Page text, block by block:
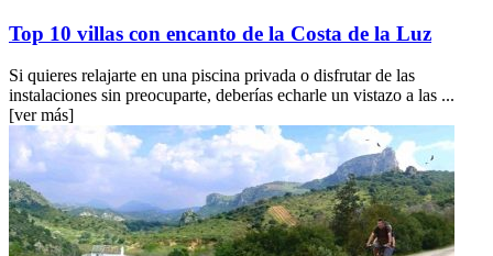
Top 10 villas con encanto de la Costa de la Luz
Si quieres relajarte en una piscina privada o disfrutar de las
instalaciones sin preocuparte, deberías echarle un vistazo a las ...
[ver más]